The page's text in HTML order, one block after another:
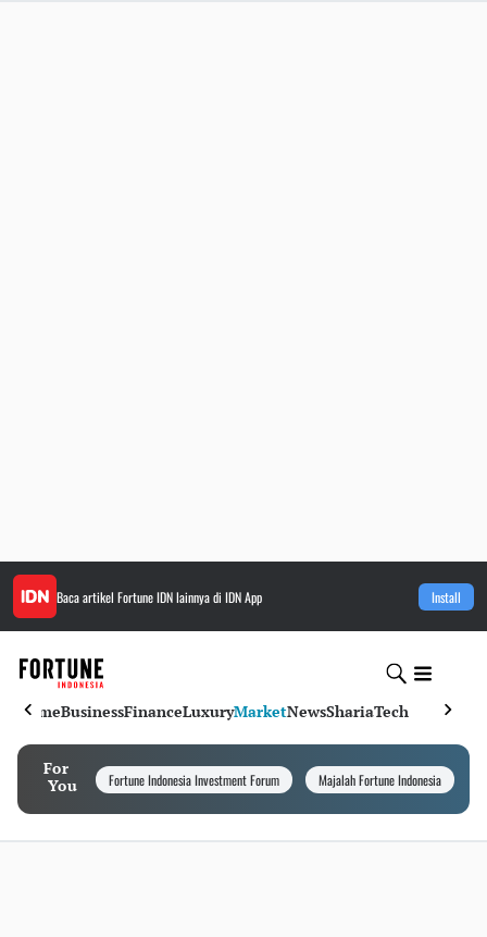
Baca artikel Fortune IDNlainnya di IDN App Install
HomeBusinessFinanceLuxuryMarketNewsShariaTech
For
You
Fortune Indonesia Investment Forum Majalah Fortune Indonesia